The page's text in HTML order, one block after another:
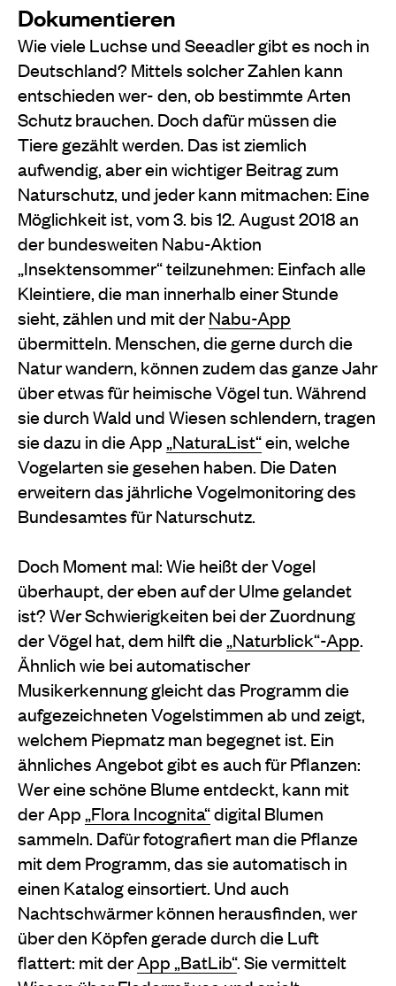
Dokumentieren
Wie viele Luchse und Seeadler gibt es noch in
Deutschland? Mittels solcher Zahlen kann
entschieden wer- den, ob bestimmte Arten
Schutz brauchen. Doch dafür müssen die
Tiere gezählt werden. Das ist ziemlich
aufwendig, aber ein wichtiger Beitrag zum
Naturschutz, und jeder kann mitmachen: Eine
Möglichkeit ist, vom 3. bis 12. August 2018 an
der bundesweiten Nabu-Aktion
„Insektensommer“ teilzunehmen: Einfach alle
Kleintiere, die man innerhalb einer Stunde
sieht, zählen und mit derNabu-App
übermitteln. Menschen, die gerne durch die
Natur wandern, können zudem das ganze Jahr
über etwas für heimische Vögel tun. Während
sie durch Wald und Wiesen schlendern, tragen
sie dazu in die App„NaturaList“ein, welche
Vogelarten sie gesehen haben. Die Daten
erweitern das jährliche Vogelmonitoring des
Bundesamtes für Naturschutz.
Doch Moment mal: Wie heißt der Vogel
überhaupt, der eben auf der Ulme gelandet
ist? Wer Schwierigkeiten bei der Zuordnung
der Vögel hat, dem hilft die„Naturblick“-App.
Ähnlich wie bei automatischer
Musikerkennung gleicht das Programm die
aufgezeichneten Vogelstimmen ab und zeigt,
welchem Piepmatz man begegnet ist. Ein
ähnliches Angebot gibt es auch für Pflanzen:
Wer eine schöne Blume entdeckt, kann mit
der App„Flora Incognita“digital Blumen
sammeln. Dafür fotografiert man die Pflanze
mit dem Programm, das sie automatisch in
einen Katalog einsortiert. Und auch
Nachtschwärmer können herausfinden, wer
über den Köpfen gerade durch die Luft
flattert: mit derApp „BatLib“. Sie vermittelt